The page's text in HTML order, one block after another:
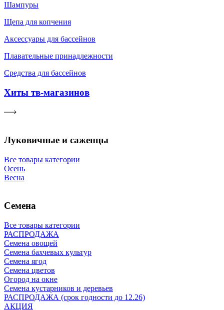
Шампуры
Щепа для копчения
Аксессуары для бассейнов
Плавательные принадлежности
Средства для бассейнов
Хиты тв-магазинов
Луковичные и саженцы
Все товары категории
Осень
Весна
Семена
Все товары категории
РАСПРОДАЖА
Семена овощей
Семена бахчевых культур
Семена ягод
Семена цветов
Огород на окне
Семена кустарников и деревьев
РАСПРОДАЖА (срок годности до 12.26)
АКЦИЯ